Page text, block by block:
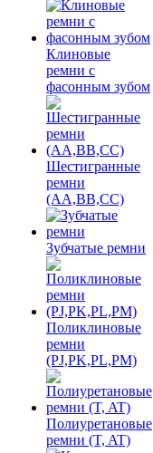
Клиновые
ремни с
фасонным зубом
Шестигранные
ремни
(AA,BB,CC)
Зубчатые ремни
Поликлиновые
ремни
(PJ,PK,PL,PM)
Полиуретановые
ремни (T, AT)